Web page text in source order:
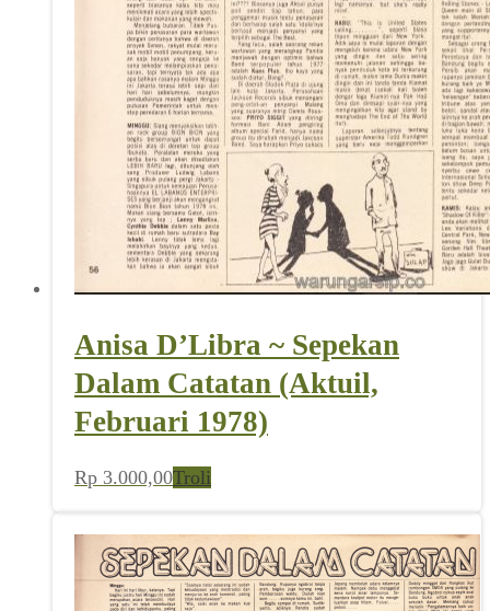
Anisa D’Libra ~ Sepekan
Dalam Catatan (Aktuil,
Februari 1978)
Rp 3.000,00Troli